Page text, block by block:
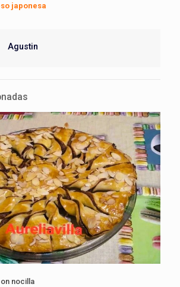
japonesa
Agustin
nocilla